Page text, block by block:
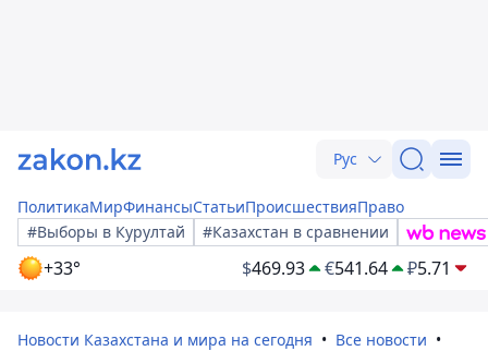
Рус
ПолитикаМирФинансыСтатьиПроисшествияПраво
#Выборы в Курултай
#Казахстан в сравнении
+33° $469.93 €541.64 ₽5.71
Новости Казахстана и мира на сегодня
Все новости